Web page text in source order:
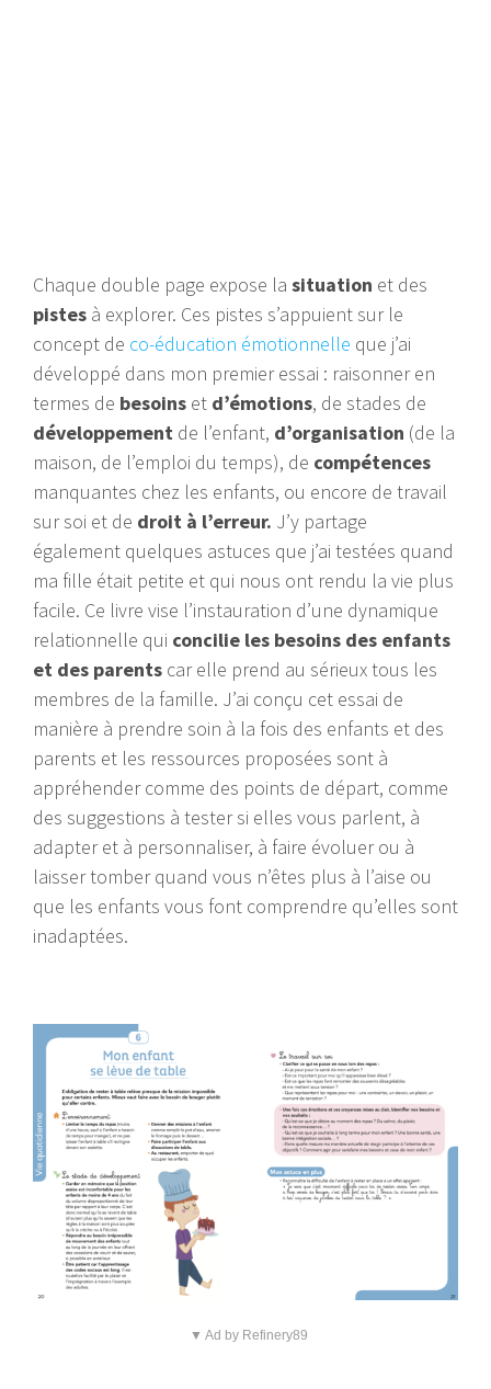
Chaque double page expose la situation et des
pistes à explorer. Ces pistes s’appuient sur le
concept de co-éducation émotionnelle que j’ai
développé dans mon premier essai : raisonner en
termes de besoins et d’émotions, de stades de
développement de l’enfant, d’organisation (de la
maison, de l’emploi du temps), de compétences
manquantes chez les enfants, ou encore de travail
sur soi et de droit à l’erreur. J’y partage
également quelques astuces que j’ai testées quand
ma fille était petite et qui nous ont rendu la vie plus
facile. Ce livre vise l’instauration d’une dynamique
relationnelle qui concilie les besoins des enfants
et des parents car elle prend au sérieux tous les
membres de la famille. J’ai conçu cet essai de
manière à prendre soin à la fois des enfants et des
parents et les ressources proposées sont à
appréhender comme des points de départ, comme
des suggestions à tester si elles vous parlent, à
adapter et à personnaliser, à faire évoluer ou à
laisser tomber quand vous n’êtes plus à l’aise ou
que les enfants vous font comprendre qu’elles sont
inadaptées.
▼ Ad by Refinery89